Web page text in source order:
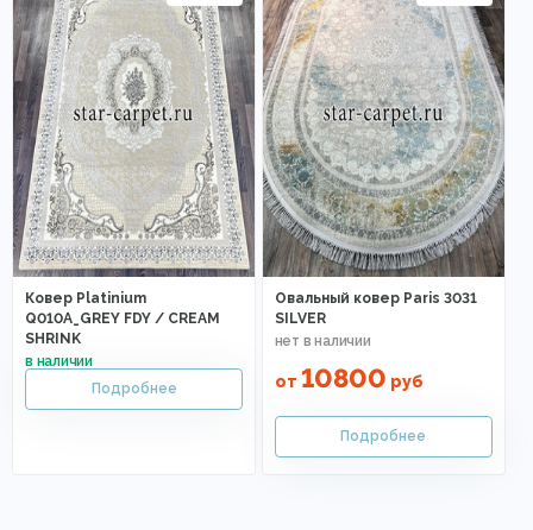
Ковер Platinium
Q010A_GREY FDY / CREAM
SHRINK
Овальный ковер Paris 3031
SILVER
от 10800 руб